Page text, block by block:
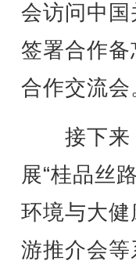
会访问中
签署合作
合作交流会
接下来，
展“桂品丝
环境与大
游推介会